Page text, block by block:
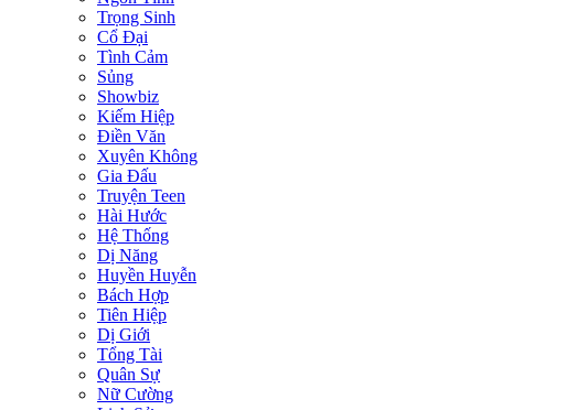
Trọng Sinh
Cổ Đại
Tình Cảm
Sủng
Showbiz
Kiếm Hiệp
Điền Văn
Xuyên Không
Gia Đấu
Truyện Teen
Hài Hước
Hệ Thống
Dị Năng
Huyền Huyễn
Bách Hợp
Tiên Hiệp
Dị Giới
Tổng Tài
Quân Sự
Nữ Cường